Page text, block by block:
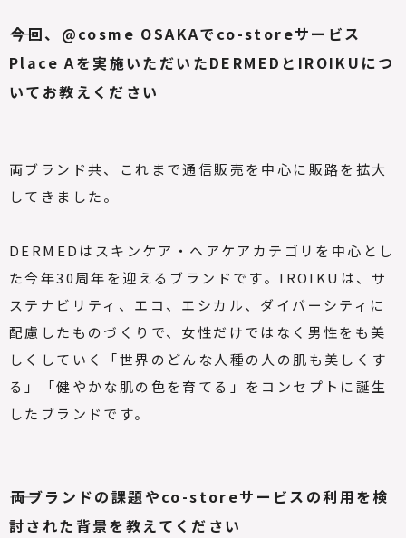
――今回、@cosme OSAKAでco-storeサービス
Place Aを実施いただいたDERMEDとIROIKUにつ
いてお教えください
両ブランド共、これまで通信販売を中心に販路を拡大
してきました。
DERMEDはスキンケア・ヘアケアカテゴリを中心とし
た今年30周年を迎えるブランドです。 IROIKUは、サ
ステナビリティ、エコ、エシカル、ダイバーシティに
配慮したものづくりで、女性だけではなく男性をも美
しくしていく「世界のどんな人種の人の肌も美しくす
る」「健やかな肌の色を育てる」をコンセプトに誕生
したブランドです。
――両ブランドの課題やco-storeサービスの利用を検
討された背景を教えてください